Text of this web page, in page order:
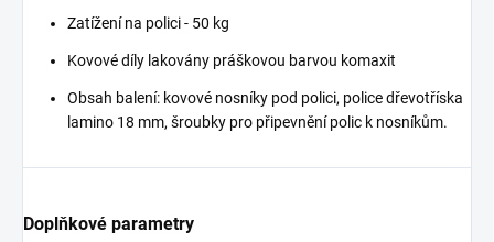
Zatížení na polici - 50 kg
Kovové díly lakovány práškovou barvou komaxit
Obsah balení: kovové nosníky pod polici, police dřevotříska
lamino 18 mm, šroubky pro připevnění polic k nosníkům.
Doplňkové parametry